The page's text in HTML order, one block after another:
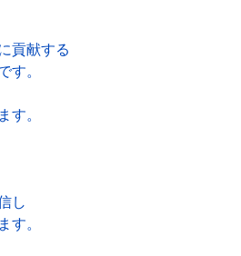
貢献する
す。
。
し
。